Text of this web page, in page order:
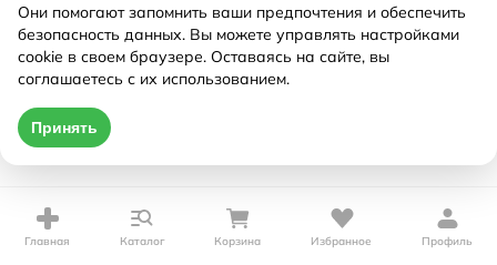
Главная Каталог Корзина Избранное Профиль
Они помогают запомнить ваши предпочтения и обеспечить
безопасность данных. Вы можете управлять настройками
cookie в своем браузере. Оставаясь на сайте, вы
соглашаетесь с их использованием.
Принять